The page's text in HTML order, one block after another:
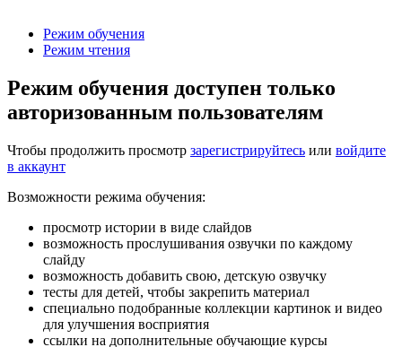
Режим обучения
Режим чтения
Режим обучения доступен только
авторизованным пользователям
Чтобы продолжить просмотр зарегистрируйтесь или войдите
в аккаунт
Возможности режима обучения:
просмотр истории в виде слайдов
возможность прослушивания озвучки по каждому
слайду
возможность добавить свою, детскую озвучку
тесты для детей, чтобы закрепить материал
специально подобранные коллекции картинок и видео
для улучшения восприятия
ссылки на дополнительные обучающие курсы